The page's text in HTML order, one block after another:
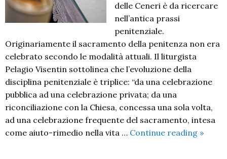
delle Ceneri è da ricercare
nell’antica prassi
penitenziale.
Originariamente il sacramento della penitenza non era
celebrato secondo le modalità attuali. Il liturgista
Pelagio Visentin sottolinea che l’evoluzione della
disciplina penitenziale è triplice: “da una celebrazione
pubblica ad una celebrazione privata; da una
riconciliazione con la Chiesa, concessa una sola volta,
ad una celebrazione frequente del sacramento, intesa
come aiuto-rimedio nella vita … Continue reading »